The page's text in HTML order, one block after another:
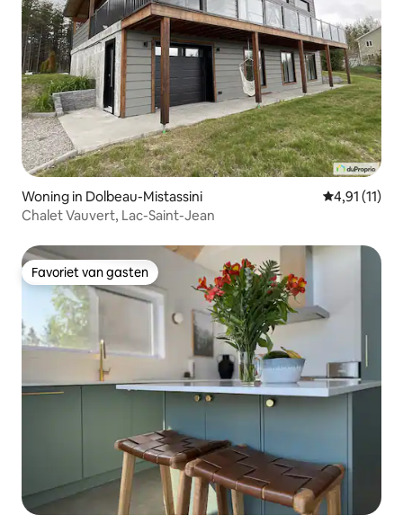
Woning in Dolbeau-Mistassini Gemiddelde
4,91 (11)
Chalet Vauvert, Lac-Saint-Jean
Favoriet van gasten
Favoriet van gasten